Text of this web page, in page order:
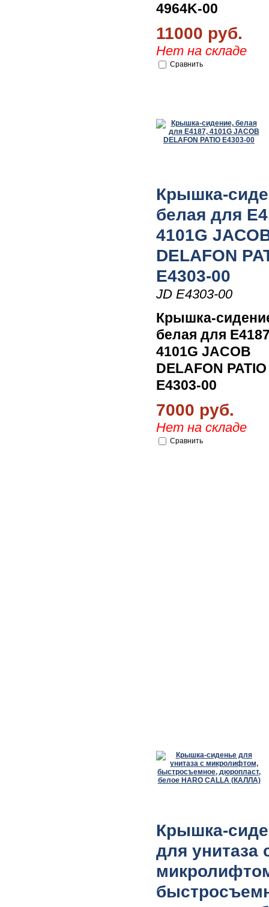
4964K-00
11000 руб.
Нет на складе
Сравнить
Крышка-
белая для
4101G
DELAFON
E4303-00
JD E4303-00
Крышка-
белая для
4101G JACOB
DELAFON PATIO
E4303-00
7000 руб.
Нет на складе
Сравнить
Крышка-
для унитаза